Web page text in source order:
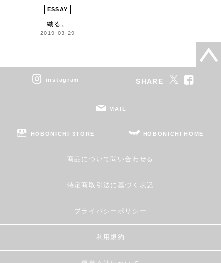
ESSAY
織る。
2019-03-29
instagram SHARE
MAIL
HOBONICHI STORE HOBONICHI HOME
商品について問い合わせる
特定商取引法に基づく表記
プライバシーポリシー
利用規約